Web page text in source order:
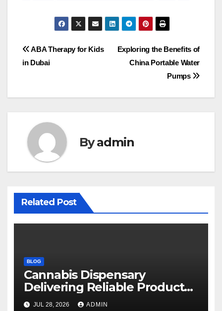
Post
Exploring the Benefits of
China Portable Water
Pumps
ABA Therapy for Kids
in Dubai
Byadmin
Related Post
BLOG
Cannabis Dispensary
Delivering Reliable Products
Every Time
JUL 28, 2026 ADMIN